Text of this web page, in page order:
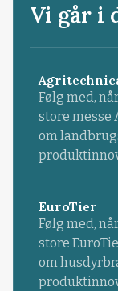
Vi går i
Følg med,
store messe
om
EuroTier
Følg med,
store
om